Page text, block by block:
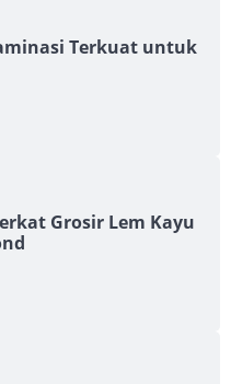
Terkuat untuk
Grosir Lem Kayu